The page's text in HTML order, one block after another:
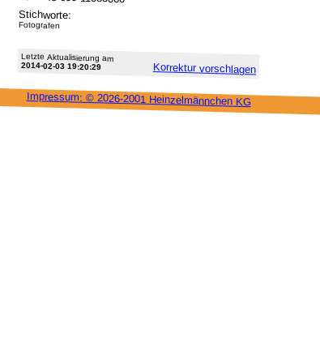
Stichworte:
Fotografen
Letzte Aktu­alisie­rung am
2014-02-03 19:20:29 Korrektur vor­schlagen
Impressum: © 2026-2001 Heinzel­männchen KG